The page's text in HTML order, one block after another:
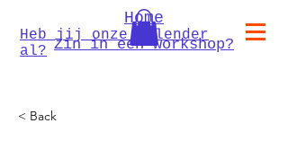
Heb jij onze kalender
al? Zin in een workshop?
Home
< Back